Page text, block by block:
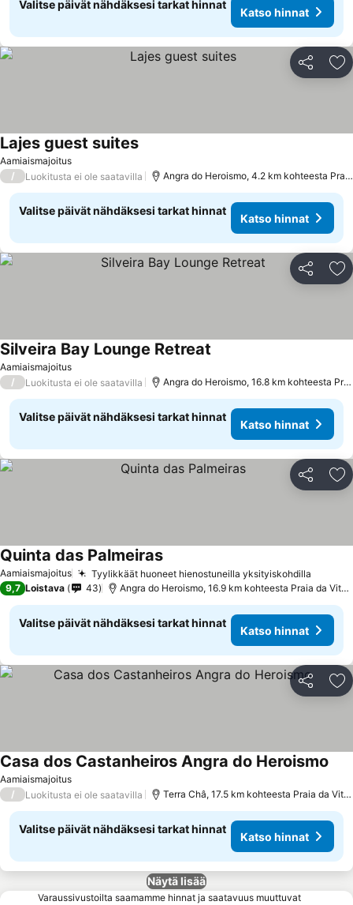
Valitse päivät nähdäksesi tarkat hinnat
Katso hinnat
Jaa
Aamiaismajoitus
Lajes guest suites
/ Luokitusta ei ole saatavilla Angra do Heroismo, 4.2 km kohteesta Praia da Vitória
Valitse päivät nähdäksesi tarkat hinnat
Katso hinnat
Jaa
Aamiaismajoitus
Silveira Bay Lounge Retreat
/ Luokitusta ei ole saatavilla Angra do Heroismo, 16.8 km kohteesta Praia da Vitória
Valitse päivät nähdäksesi tarkat hinnat
Katso hinnat
Jaa
Aamiaismajoitus Tyylikkäät huoneet hienostuneilla yksityiskohdilla
Quinta das Palmeiras
9,7 Loistava 43 Angra do Heroismo, 16.9 km kohteesta Praia da Vitória
Valitse päivät nähdäksesi tarkat hinnat
Katso hinnat
Jaa
Aamiaismajoitus
Casa dos Castanheiros Angra do Heroismo
/ Luokitusta ei ole saatavilla Terra Châ, 17.5 km kohteesta Praia da Vitória
Valitse päivät nähdäksesi tarkat hinnat
Katso hinnat
Näytä lisää
Varaussivustoilta saamamme hinnat ja saatavuus muuttuvat